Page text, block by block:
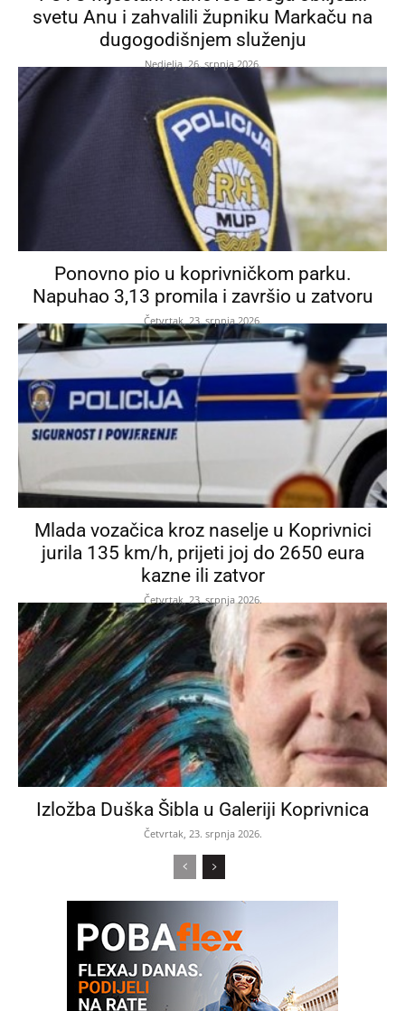
svetu Anu i zahvalili župniku Markaču na
dugogodišnjem služenju
Nedjelja, 26. srpnja 2026.
Ponovno pio u koprivničkom parku.
Napuhao 3,13 promila i završio u zatvoru
Četvrtak, 23. srpnja 2026.
Mlada vozačica kroz naselje u Koprivnici
jurila 135 km/h, prijeti joj do 2650 eura
kazne ili zatvor
Četvrtak, 23. srpnja 2026.
Izložba Duška Šibla u Galeriji Koprivnica
Četvrtak, 23. srpnja 2026.